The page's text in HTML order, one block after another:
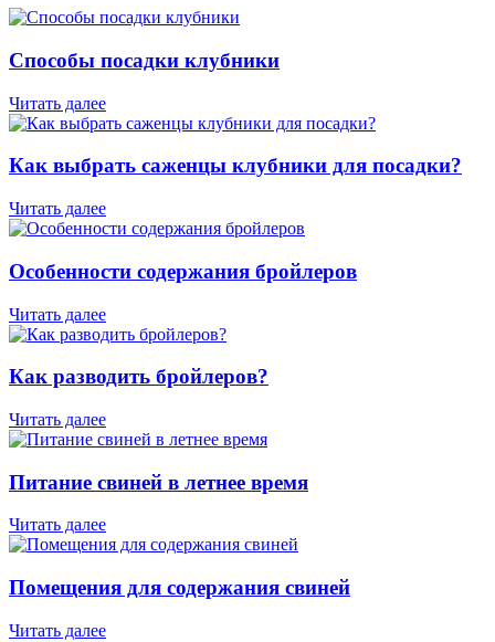
Способы посадки клубники
Читать далее
Как выбрать саженцы клубники для посадки?
Читать далее
Особенности содержания бройлеров
Читать далее
Как разводить бройлеров?
Читать далее
Питание свиней в летнее время
Читать далее
Помещения для содержания свиней
Читать далее